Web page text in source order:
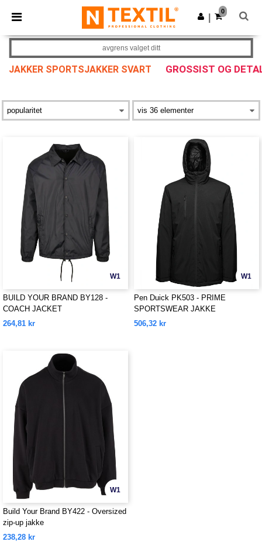
× Ntextil-app
Bedre priser i appen!
Last ned app
0
JAKKER SPORTSJAKKER SVART GROSSIST OG
avgrens valget ditt
W1
BUILD YOUR BRAND BY128 -
COACH JACKET
264,81 kr
W1
Pen Duick PK503 - PRIME
SPORTSWEAR JAKKE
506,32 kr
W1
Build Your Brand BY422 - Oversized
zip-up jakke
238,28 kr